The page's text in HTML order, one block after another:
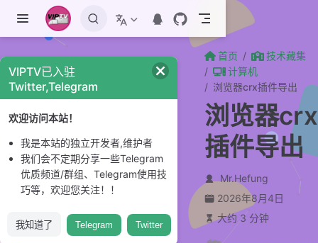
跳至主要內容
首页
技术藏集
计算机
浏览器crx插件导出
浏览器crx
插件导出
Mr.Hefung
2026年8月4日
大约 3 分钟
VIPTV已入驻
Twitter,Telegram
欢迎访问本站！
我是本站的独立开发者,维护者
我们会不定期分享一些Telegram
优质频道/群组、Telegram使用技
巧等，欢迎您关注！！
我知道了 Telegram Twitter